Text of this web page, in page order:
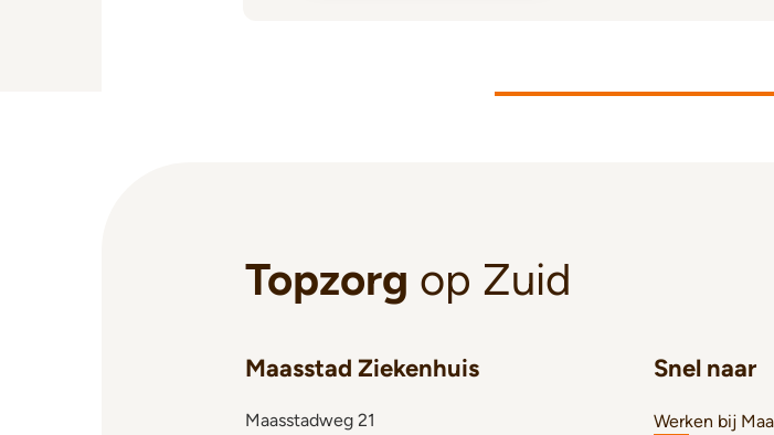
Topzorg op Zuid
Maasstad Ziekenhuis
Maasstadweg 21
Snel naar
Werken bij